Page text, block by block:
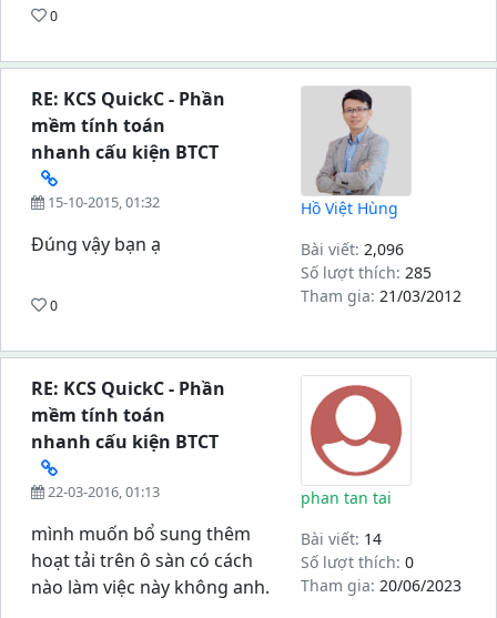
0
RE: KCS QuickC - Phần
mềm tính toán
nhanh cấu kiện BTCT
15-10-2015, 01:32
Đúng vậy bạn ạ
0
Hồ Việt Hùng
Bài viết: 2,096
Số lượt thích: 285
Tham gia: 21/03/2012
RE: KCS QuickC - Phần
mềm tính toán
nhanh cấu kiện BTCT
22-03-2016, 01:13
mình muốn bổ sung thêm
hoạt tải trên ô sàn có cách
nào làm việc này không anh.
phan tan tai
Bài viết: 14
Số lượt thích: 0
Tham gia: 20/06/2023